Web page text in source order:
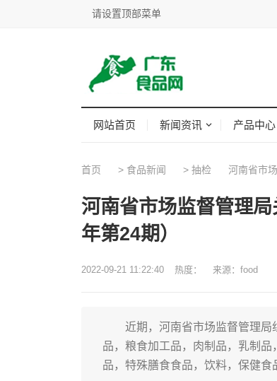
请设置顶部菜单
网站首页 新闻资讯 产品中心
首页 > 食品新闻 > 抽检 河南省市
河南省市场监督管理
年第24期）
2022-09-21 11:22:40 热度： 来源：food
近期，河南省市场监督管理局
品，粮食加工品，肉制品，乳制
品，特殊膳食食品，饮料，保健